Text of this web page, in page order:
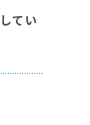
てい